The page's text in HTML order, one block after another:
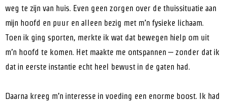
weg te zijn van huis. Even geen zorgen over de thuissituatie aan
mijn hoofd en puur en alleen bezig met m’n fysieke lichaam.
Toen ik ging sporten, merkte ik wat dat bewegen hielp om uit
m’n hoofd te komen. Het maakte me ontspannen – zonder dat ik
dat in eerste instantie echt heel bewust in de gaten had.
Daarna kreeg m’n interesse in voeding een enorme boost. Ik had